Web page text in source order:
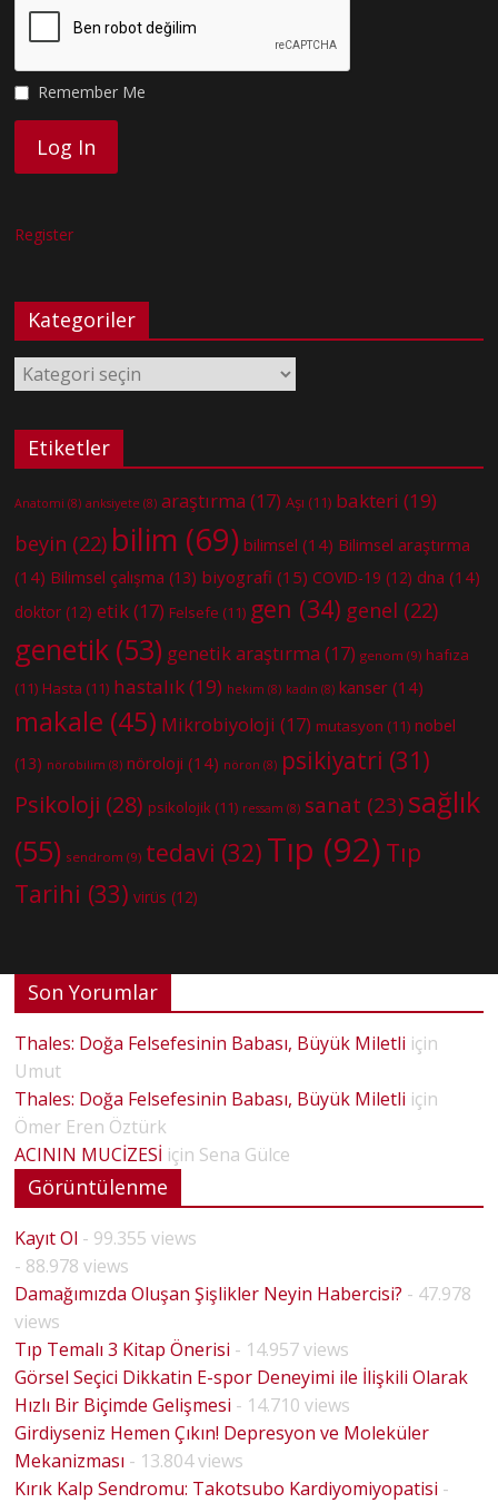
Remember Me
Register
Kategoriler
Kategoriler
Etiketler
Anatomi (8) anksiyete (8) araştırma (17) Aşı (11) bakteri (19)
beyin (22) bilim (69) bilimsel (14) Bilimsel araştırma
(14) Bilimsel çalışma (13) biyografi (15) COVID-19 (12) dna (14)
doktor (12) etik(17) Felsefe (11) gen (34) genel (22)
genetik (53) genetik araştırma (17) genom (9) hafıza
(11) Hasta (11) hastalık(19) hekim (8) kadın (8) kanser (14)
makale (45) Mikrobiyoloji (17) mutasyon (11) nobel
(13) nörobilim (8) nöroloji (14) nöron (8) psikiyatri (31)
Psikoloji (28) psikolojik (11) ressam (8) sanat (23) sağlık
(55) sendrom (9) tedavi (32) Tıp (92) Tıp
Tarihi (33) virüs (12)
Son Yorumlar
Thales: Doğa Felsefesinin Babası, Büyük Miletli için
Umut
Thales: Doğa Felsefesinin Babası, Büyük Miletli için
Ömer Eren Öztürk
ACININ MUCİZESİ için Sena Gülce
Görüntülenme
Kayıt Ol - 99.355 views
- 88.978 views
Damağımızda Oluşan Şişlikler Neyin Habercisi? - 47.978
views
Tıp Temalı 3 Kitap Önerisi - 14.957 views
Görsel Seçici Dikkatin E-spor Deneyimi ile İlişkili Olarak
Hızlı Bir Biçimde Gelişmesi - 14.710 views
Girdiyseniz Hemen Çıkın! Depresyon ve Moleküler
Mekanizması - 13.804 views
Kırık Kalp Sendromu: Takotsubo Kardiyomiyopatisi -